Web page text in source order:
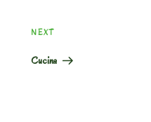
Next
NEXT
Cucina